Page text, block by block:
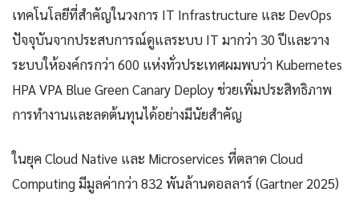
เทคโนโลยีที่สำคัญในวงการ IT Infrastructure และ DevOps
ปัจจุบันจากประสบการณ์ดูแลระบบ IT มากว่า 30 ปีและวาง
ระบบให้องค์กรกว่า 600 แห่งทั่วประเทศผมพบว่า Kubernetes
HPA VPA Blue Green Canary Deploy ช่วยเพิ่มประสิทธิภาพ
การทำงานและลดต้นทุนได้อย่างมีนัยสำคัญ
ในยุค Cloud Native และ Microservices ที่ตลาด Cloud
Computing มีมูลค่ากว่า 832 พันล้านดอลลาร์ (Gartner 2025)